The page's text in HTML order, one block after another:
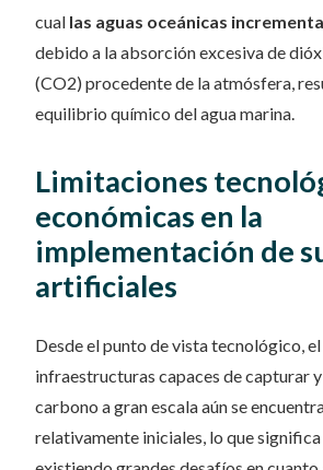
cual las aguas oceánicas
debido a la absorción excesiva de
(CO2) procedente de la atmósfera,
equilibrio químico del agua marina.
Limitaciones
económicas en la
implementación de
artificiales
Desde el punto de vista tecnológico,
infraestructuras capaces de capturar
carbono a gran escala aún se
relativamente iniciales, lo que significa